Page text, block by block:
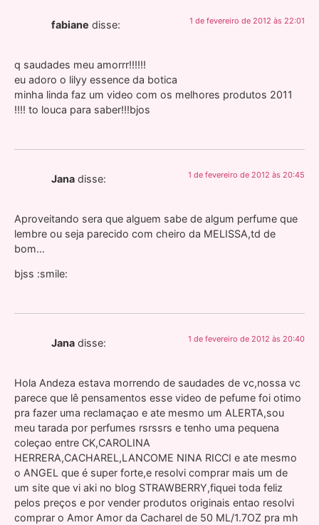
fabiane disse: 1 de fevereiro de 2012 às 22:01
q saudades meu amorrr!!!!!!
eu adoro o lilyy essence da botica
minha linda faz um video com os melhores produtos 2011
!!!! to louca para saber!!!bjos
Jana disse: 1 de fevereiro de 2012 às 20:45
Aproveitando sera que alguem sabe de algum perfume que
lembre ou seja parecido com cheiro da MELISSA,td de
bom…
bjss :smile:
Jana disse: 1 de fevereiro de 2012 às 20:40
Hola Andeza estava morrendo de saudades de vc,nossa vc
parece que lê pensamentos esse video de pefume foi otimo
pra fazer uma reclamaçao e ate mesmo um ALERTA,sou
meu tarada por perfumes rsrssrs e tenho uma pequena
coleçao entre CK,CAROLINA
HERRERA,CACHAREL,LANCOME NINA RICCI e ate mesmo
o ANGEL que é super forte,e resolvi comprar mais um de
um site que vi aki no blog STRAWBERRY,fiquei toda feliz
pelos preços e por vender produtos originais entao resolvi
comprar o Amor Amor da Cacharel de 50 ML/1.7OZ pra mh